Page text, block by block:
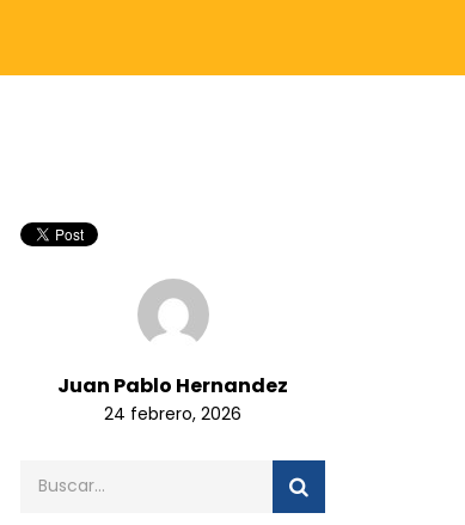
Juan Pablo Hernandez
24 febrero, 2026